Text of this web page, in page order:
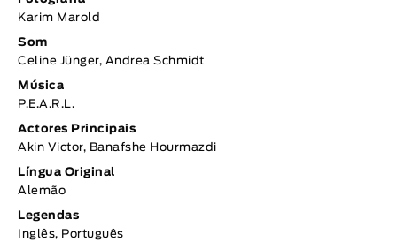
Karim Marold
Som
Celine Jünger, Andrea Schmidt
Música
P.E.A.R.L.
Actores Principais
Akin Victor, Banafshe Hourmazdi
Língua Original
Alemão
Legendas
Inglês, Português